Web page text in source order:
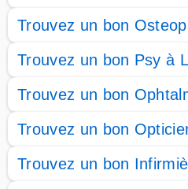
Trouvez un bon
Trouvez un bon Psy à
Trouvez un bon
Trouvez un bon
Trouvez un bon